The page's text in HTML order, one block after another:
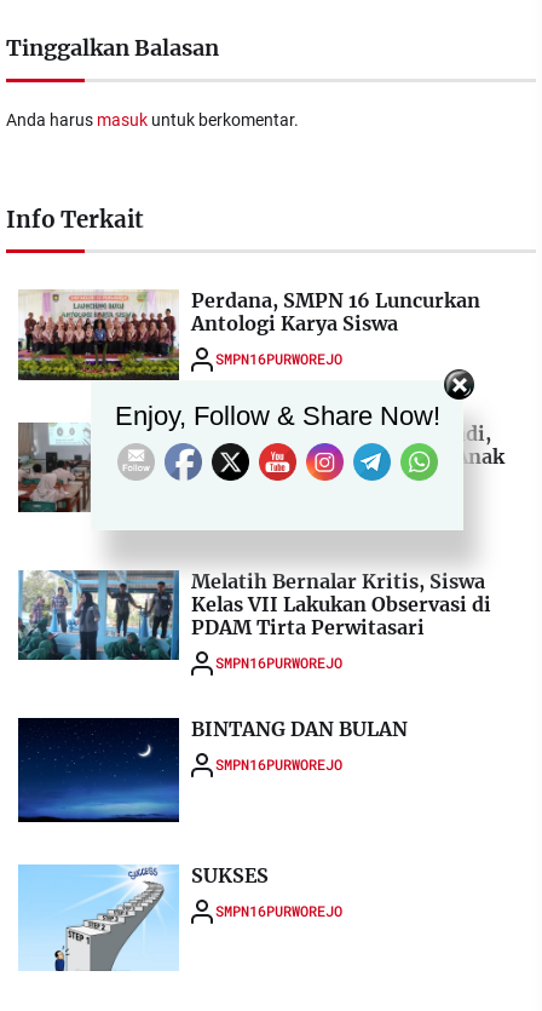
Tinggalkan Balasan
Anda harus masuk untuk berkomentar.
Info Terkait
Perdana, SMPN 16 Luncurkan
Antologi Karya Siswa
SMPN16PURWOREJO
Gandeng Dinkominfostasandi,
SMPN 16 Purworejo Bekali Anak
Literasi Digital
Melatih Bernalar Kritis, Siswa
Kelas VII Lakukan Observasi di
PDAM Tirta Perwitasari
SMPN16PURWOREJO
BINTANG DAN BULAN
SMPN16PURWOREJO
SUKSES
SMPN16PURWOREJO
Enjoy, Follow & Share Now!